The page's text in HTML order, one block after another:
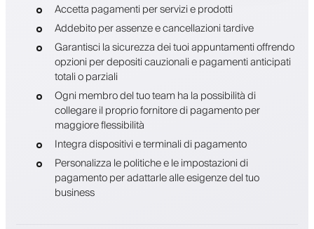
Accetta pagamenti per servizi e prodotti
Addebito per assenze e cancellazioni tardive
Garantisci la sicurezza dei tuoi appuntamenti offrendo
opzioni per depositi cauzionali e pagamenti anticipati
totali o parziali
Ogni membro del tuo team ha la possibilità di
collegare il proprio fornitore di pagamento per
maggiore flessibilità
Integra dispositivi e terminali di pagamento
Personalizza le politiche e le impostazioni di
pagamento per adattarle alle esigenze del tuo
business